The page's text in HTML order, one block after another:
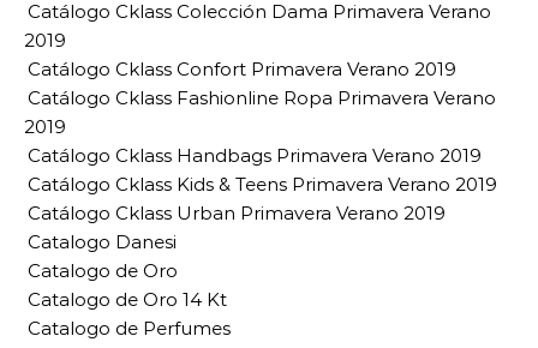
Catálogo Cklass Colección Dama Primavera Verano
2019
Catálogo Cklass Confort Primavera Verano 2019
Catálogo Cklass Fashionline Ropa Primavera Verano
2019
Catálogo Cklass Handbags Primavera Verano 2019
Catálogo Cklass Kids & Teens Primavera Verano 2019
Catálogo Cklass Urban Primavera Verano 2019
Catalogo Danesi
Catalogo de Oro
Catalogo de Oro 14 Kt
Catalogo de Perfumes